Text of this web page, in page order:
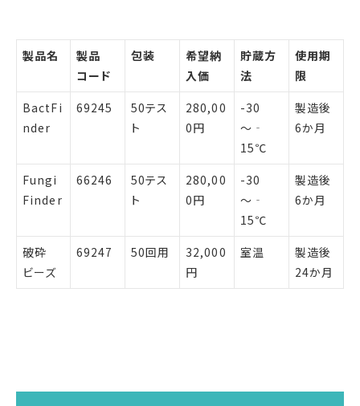
製品名
製品
コード
包装
希望納
入価
貯蔵方
法
使用期
限
BactFi
nder
69245
50テス
ト
280,00
0円
-30
～‐
15℃
製造後
6か月
Fungi
Finder
66246
50テス
ト
280,00
0円
-30
～‐
15℃
製造後
6か月
破砕
ビーズ
69247 50回用
32,000
円
室温
製造後
24か月